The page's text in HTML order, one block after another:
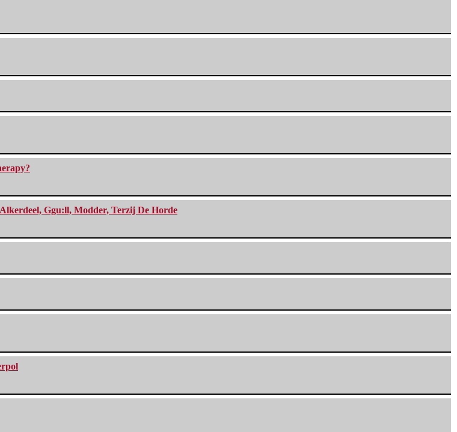
Ggu:ll, Modder, Terzij De Horde